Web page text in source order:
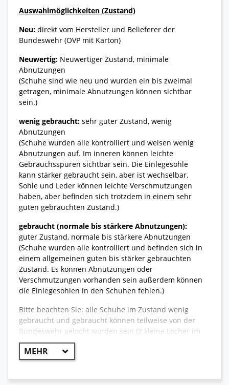
Auswahlmöglichkeiten (Zustand)
Neu: direkt vom Hersteller und Belieferer der
Bundeswehr (OVP mit Karton)
Neuwertig: Neuwertiger Zustand, minimale
Abnutzungen
(Schuhe sind wie neu und wurden ein bis zweimal
getragen, minimale Abnutzungen können sichtbar
sein.)
wenig gebraucht: sehr guter Zustand, wenig
Abnutzungen
(Schuhe wurden alle kontrolliert und weisen wenig
Abnutzungen auf. Im inneren können leichte
Gebrauchsspuren sichtbar sein. Die Einlegesohle
kann stärker gebraucht sein, aber ist wechselbar.
Sohle und Leder können leichte Verschmutzungen
haben, aber befinden sich trotzdem in einem sehr
guten gebrauchten Zustand.)
gebraucht (normale bis stärkere Abnutzungen):
guter Zustand, normale bis stärkere Abnutzungen
(Schuhe wurden alle kontrolliert und befinden sich in
einem allgemeinen guten bis stärker gebrauchten
Zustand. Es können Abnutzungen oder
Verschmutzungen vorhanden sein außerdem können
die Einlegesohlen in den Schuhen fehlen.)
Bitte beachten Sie: alle Schuhe im Zustand wenig
gebraucht und gebraucht können teilweise von der
Bundeswehr gelocht worden sein (2 kleine Löcher im
Fersenbereich.)
allgemeine Informationen